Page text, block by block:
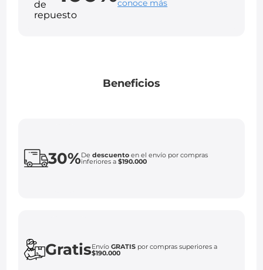
conoce más
Beneficios
30%Dedescuento en el envío por compras
inferiores a$190.000
GratisEnvíoGRATIS por compras superiores a
$190.000